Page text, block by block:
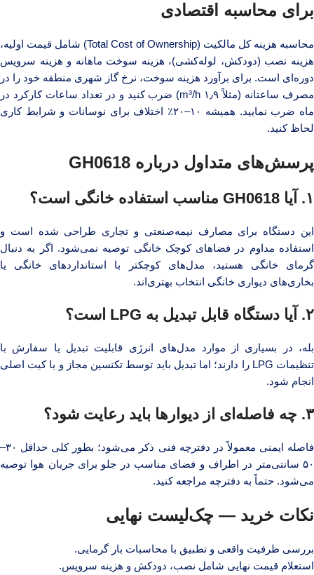
برای محاسبه اقتصادی
محاسبه هزینه کل مالکیت (Total Cost of Ownership) شامل قیمت اولیه،
هزینه نصب (دودکش، لوله‌کشی)، هزینه سوخت ماهانه و هزینه سرویس
دوره‌ای است. برای برآورد هزینه سوخت، نرخ گاز شهری منطقه خود را در
مصرف ساعتانه (مثلاً ۱٫۹ m³/h) ضرب کنید و در تعداد ساعات کارکرد در
ماه ضرب نمایید. همیشه ۱۰–۲۰٪ اختلاف برای نوسانات و شرایط کاری
لحاظ کنید.
پرسش‌های متداول درباره GH0618
۱. آیا GH0618 مناسب استفاده خانگی است؟
این دستگاه برای مصارف نیمه‌صنعتی و تجاری طراحی شده است و
استفاده مداوم در فضاهای کوچک خانگی توصیه نمی‌شود. اگر به دنبال
گرمای خانگی هستید، مدل‌های کوچکتر با استانداردهای خانگی یا
بخاری‌های دیواری خانگی انتخاب بهتری‌اند.
۲. آیا دستگاه قابل تبدیل به LPG است؟
بله، در بسیاری از موارد مدل‌های انرژی قابلیت تبدیل یا سفارش با
تنظیمات LPG را دارند؛ اما تبدیل باید توسط تکنسین مجاز و با کیت اصلی
انجام شود.
۳. چه فاصله‌ای از دیوارها باید رعایت شود؟
فاصله ایمنی معمولاً در دفترچه فنی ذکر می‌شود؛ بطور کلی حداقل ۳۰–
۵۰ سانتی‌متر در اطراف و فضای مناسب در جلو برای جریان هوا توصیه
می‌شود. حتماً به دفترچه مراجعه کنید.
نکات خرید — چک‌لیست نهایی
بررسی ظرفیت واقعی و تطبیق با محاسبات بار گرمایی.
استعلام قیمت نهایی شامل نصب، دودکش و هزینه سرویس.